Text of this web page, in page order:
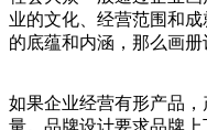
业的文化、经营范围和
的底蕴和内涵，那么画册
如果企业经营有形产品
量。品牌设计要求品牌